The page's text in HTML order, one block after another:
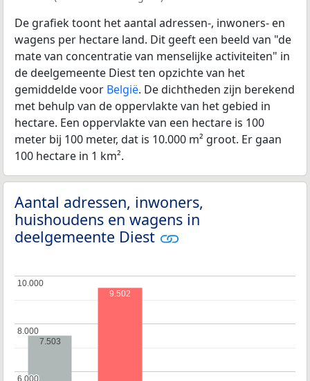
De grafiek toont het aantal adressen-, inwoners- en
wagens per hectare land. Dit geeft een beeld van "de
mate van concentratie van menselijke activiteiten" in
de deelgemeente Diest ten opzichte van het
gemiddelde voor België. De dichtheden zijn berekend
met behulp van de oppervlakte van het gebied in
hectare. Een oppervlakte van een hectare is 100
meter bij 100 meter, dat is 10.000 m² groot. Er gaan
100 hectare in 1 km².
Aantal adressen, inwoners,
huishoudens en wagens in
deelgemeente Diest
8.000
8.000
10.000
10.000
7.503
9.502